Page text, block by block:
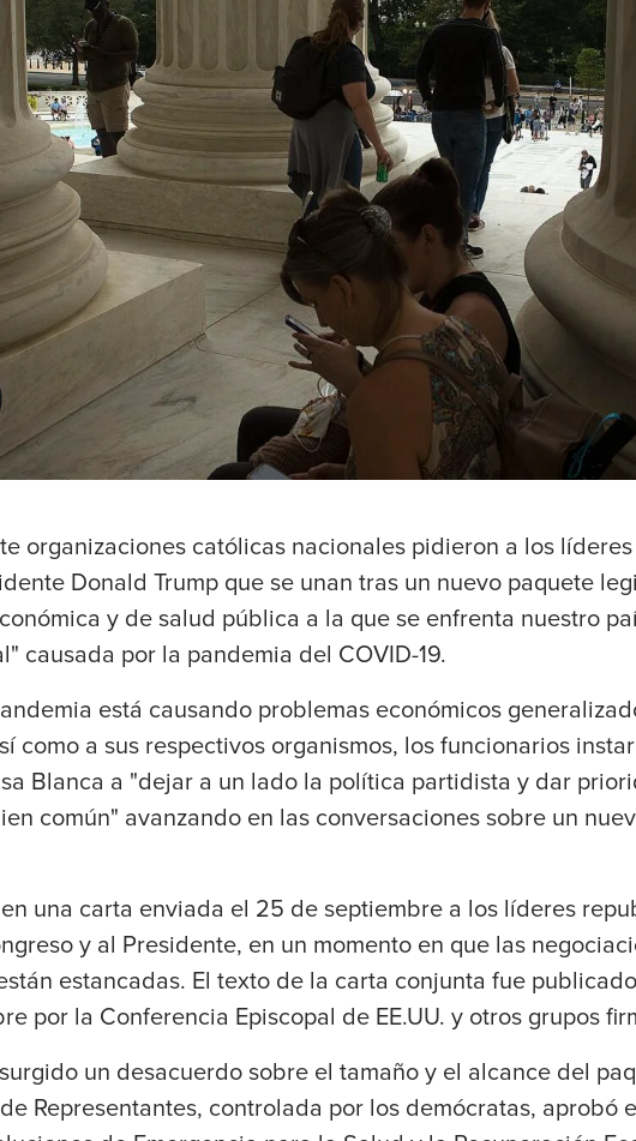
organizaciones católicas nacionales pidieron a los
Donald Trump que se unan tras un nuevo paquete
y de salud pública a la que se enfrenta nuestro
causada por la pandemia del COVID-19.
está causando problemas económicos
como a sus respectivos organismos, los funcionarios
Blanca a "dejar a un lado la política partidista y dar
común" avanzando en las conversaciones sobre un
una carta enviada el 25 de septiembre a los líderes
y al Presidente, en un momento en que las
estancadas. El texto de la carta conjunta fue
por la Conferencia Episcopal de EE.UU. y otros grupos
un desacuerdo sobre el tamaño y el alcance del
Representantes, controlada por los demócratas, aprobó